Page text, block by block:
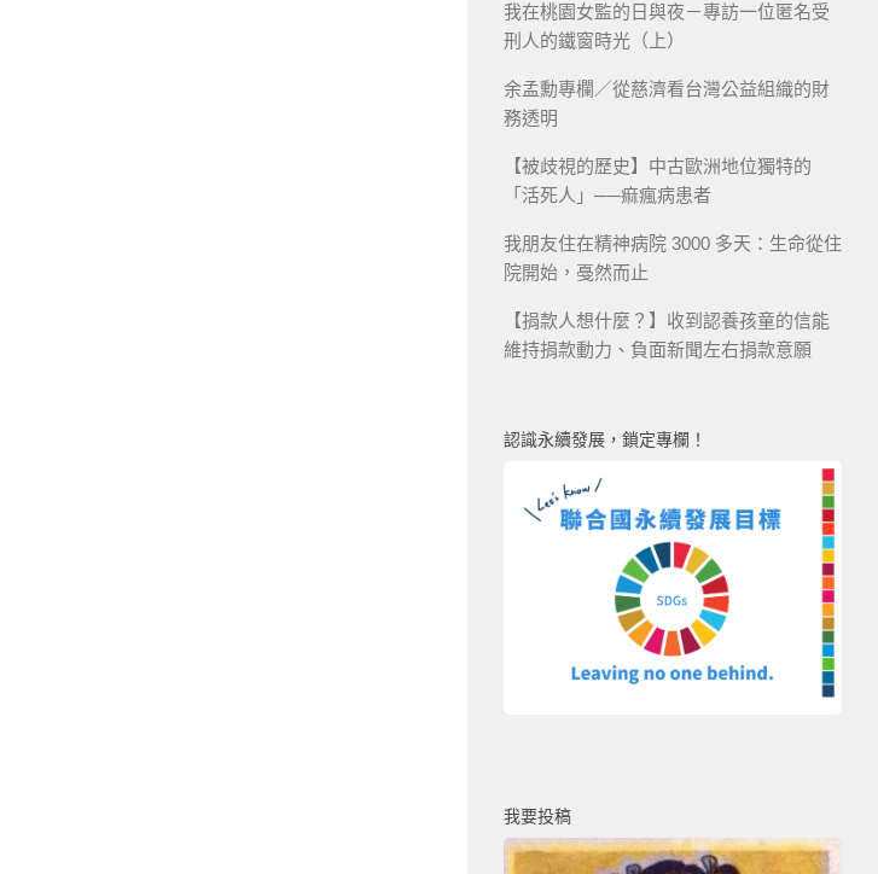
我在桃園女監的日與夜－專訪一位匿名受
刑人的鐵窗時光（上）
余孟勳專欄／從慈濟看台灣公益組織的財
務透明
【被歧視的歷史】中古歐洲地位獨特的
「活死人」──痲瘋病患者
我朋友住在精神病院 3000 多天：生命從住
院開始，戞然而止
【捐款人想什麼？】收到認養孩童的信能
維持捐款動力、負面新聞左右捐款意願
認識永續發展，鎖定專欄！
我要投稿